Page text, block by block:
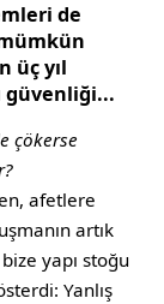
de
üç yıl
güvenliği...
çökerse
afetlere
artık
yapı stoğu
Yanlış